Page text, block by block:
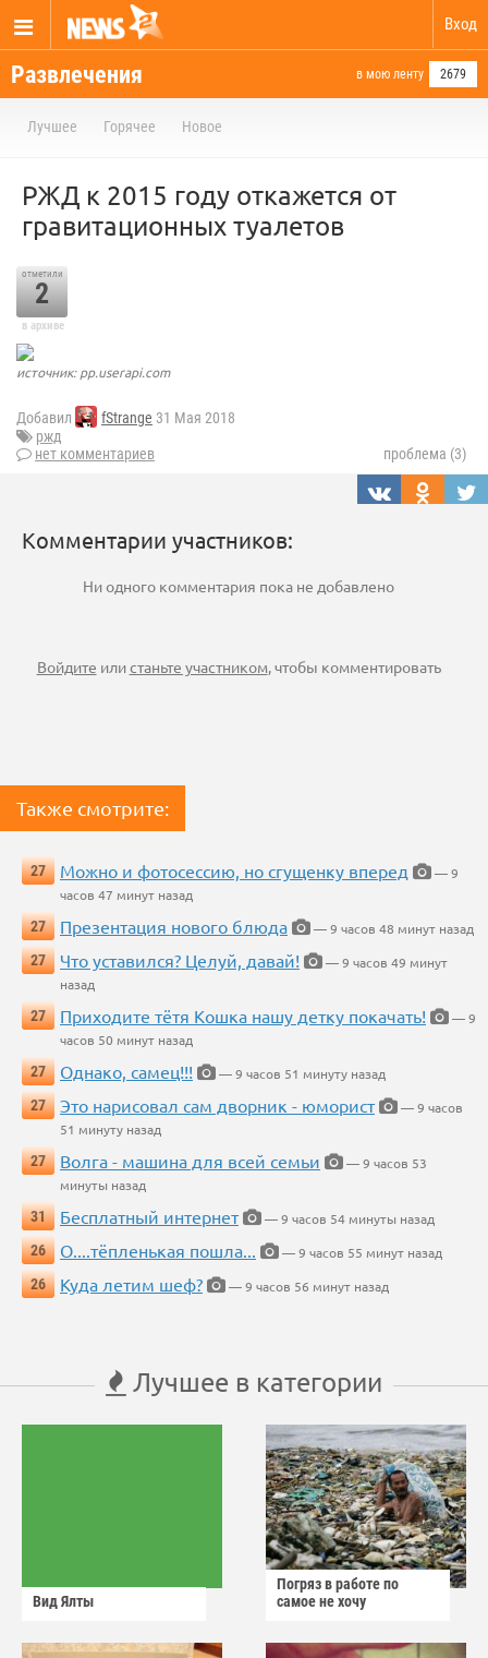
Вход
Развлечения в мою ленту 2679
Лучшее Горячее Новое
РЖД к 2015 году откажется от
гравитационных туалетов
отметили
2
в архиве
источник: pp.userapi.com
Добавил fStrange 31 Мая 2018
ржд
нет комментариев
проблема (3)
Комментарии участников:
Ни одного комментария пока не добавлено
Войдите илистаньте участником, чтобы комментировать
Также смотрите:
27 Можно и фотосессию, но сгущенку вперед
— 9
часов 47 минут назад
27
Презентация нового блюда
— 9 часов 48 минут назад
27
Что уставился? Целуй, давай!
— 9 часов 49 минут
назад
27
Приходите тётя Кошка нашу детку покачать!
— 9
часов 50 минут назад
27
Однако, самец!!!
— 9 часов 51 минуту назад
27
Это нарисовал сам дворник - юморист
— 9 часов
51 минуту назад
27
Волга - машина для всей семьи
— 9 часов 53
минуты назад
31
Бесплатный интернет
— 9 часов 54 минуты назад
26
О....тёпленькая пошла...
— 9 часов 55 минут назад
26
Куда летим шеф? — 9 часов 56 минут назад
Лучшее в категории
Вид Ялты
Погряз в работе по
самое не хочу